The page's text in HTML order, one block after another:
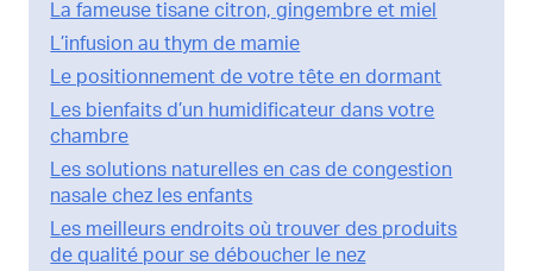
La fameuse tisane citron, gingembre et miel
L’infusion au thym de mamie
Le positionnement de votre tête en dormant
Les bienfaits d’un humidificateur dans votre
chambre
Les solutions naturelles en cas de congestion
nasale chez les enfants
Les meilleurs endroits où trouver des produits
de qualité pour se déboucher le nez